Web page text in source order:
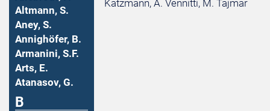
Altmann, S.
Aney, S.
Annighöfer, B.
Armanini, S.F.
Arts, E.
Atanasov, G.
B
Katzmann, A. Vennitti, M. Tajmar